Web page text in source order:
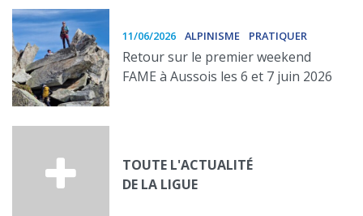
11/06/2026 ALPINISME PRATIQUER
Retour sur le premier weekend
FAME à Aussois les 6 et 7 juin 2026
TOUTE L'ACTUALITÉ
DE LA LIGUE